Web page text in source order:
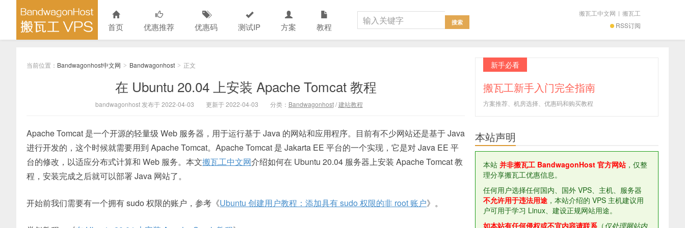
首页 优惠推荐 优惠码 测试IP 方案 教程 RSS订阅
搬瓦工中文网 | 搬瓦工
当前位置： Bandwagonhost中文网 > Bandwagonhost > 正文
在 Ubuntu 20.04 上安装 Apache Tomcat 教程
bandwagonhost 发布于 2022-04-03 更新于 2022-04-03 分类： Bandwagonhost/建站教程
Apache Tomcat 是一个开源的轻量级 Web 服务器，用于运行基于 Java 的网站和应用程序。目前有不少网站还是基于 Java
进行开发的，这个时候就需要用到 Apache Tomcat。Apache Tomcat 是 Jakarta EE 平台的一个实现，它是对 Java EE 平
台的修改，以适应分布式计算和 Web 服务。本文搬瓦工中文网介绍如何在 Ubuntu 20.04 服务器上安装 Apache Tomcat 教
程，安装完成之后就可以部署 Java 网站了。
开始前我们需要有一个拥有 sudo 权限的账户，参考《Ubuntu 创建用户教程：添加具有 sudo 权限的非 root 账户》。
新手必看
搬瓦工新手入门完全指南
方案推荐、机房选择、优惠码和购买教程
本站声明
本站 并非搬瓦工 BandwagonHost 官方网站，仅整
理分享搬瓦工优惠信息。
任何用户选择任何国内、国外 VPS、主机、服务器
不允许用于违法用途 ，本站介绍的 VPS 主机建议用
户可用于学习 Linux、建设正规网站用途。
如本站有任何侵权或不宜内容请联系 （仅处理网站内